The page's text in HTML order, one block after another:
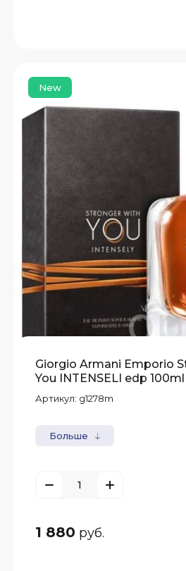
New
Giorgio Armani Emporio
You INTENSELI edp 100ml
Артикул: g1278m
Больше
1 880 руб.